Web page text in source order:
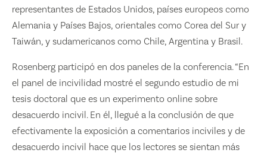
representantes de Estados Unidos, países europeos como
Alemania y Países Bajos, orientales como Corea del Sur y
Taiwán, y sudamericanos como Chile, Argentina y Brasil.
Rosenberg participó en dos paneles de la conferencia. “En
el panel de incivilidad mostré el segundo estudio de mi
tesis doctoral que es un experimento online sobre
desacuerdo incivil. En él, llegué a la conclusión de que
efectivamente la exposición a comentarios inciviles y de
desacuerdo incivil hace que los lectores se sientan más